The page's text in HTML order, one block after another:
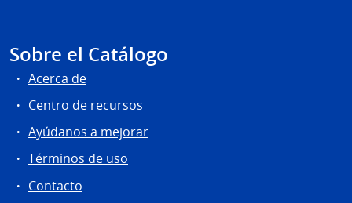
Sobre el Catálogo
Acerca de
Centro de recursos
Ayúdanos a mejorar
Términos de uso
Contacto